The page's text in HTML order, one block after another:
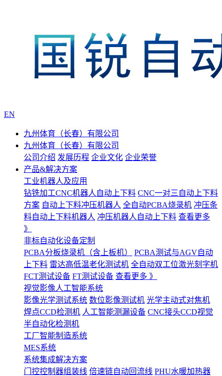
EN
九州体育（长春）有限公司
九州体育（长春）有限公司
公司介绍 发展历程 企业文化 企业荣誉
产品&解决方案
工业机器人及应用
钻铣加工CNC机器人自动上下料 CNC一对三自动上下料
方案 自动上下料冲压机器人 全自动PCBA烧录机 冲压条
料自动上下料机器人 冲压机器人自动上下料 查看更多
》
非标自动化设备定制
PCBA分板烧录机（含上板机）
PCBA测试与AGV自动
上下料 雷达高低温老化测试机 全自动双工位激光刻字机
FCT测试设备 FT测试设备 查看更多 》
视觉影像人工智能系统
影像光学测试系统 数位影像测试机 光学主动式对焦机
焊点CCD检测机 人工智能测漏设备 CNC接头CCD视觉
半自动化检测机
工厂智能制造系统
MES系统
系统集成解决方案
门控控制器组装线 倍速链自动回流线 PHU水暖加热器